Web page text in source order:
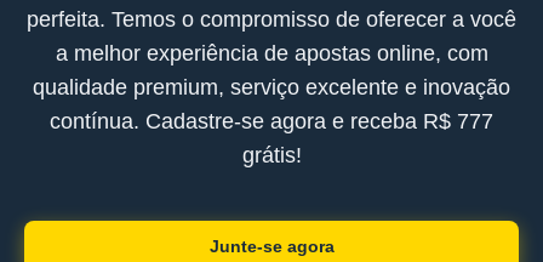
perfeita. Temos o compromisso de oferecer a você
a melhor experiência de apostas online, com
qualidade premium, serviço excelente e inovação
contínua. Cadastre-se agora e receba R$ 777
grátis!
Junte-se agora